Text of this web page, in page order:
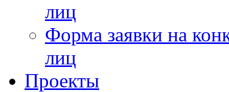
лиц
Форма заявки на
лиц
Проекты